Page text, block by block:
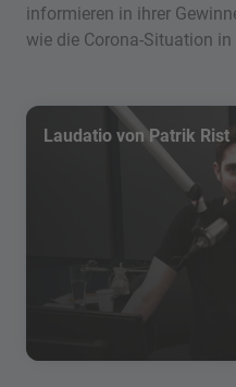
informieren in ihrer
wie die Corona-Situation
Laudatio von Patrik Rist